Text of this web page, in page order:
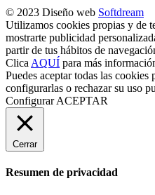
© 2023 Diseño web Softdream
Utilizamos cookies propias y de
mostrarte publicidad
partir de tus hábitos de
Clica AQUÍ para más
Puedes aceptar todas las
configurarlas o rechazar su uso
Configurar ACEPTAR
Cerrar
Resumen de privacidad